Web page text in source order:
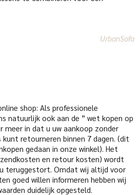
UrbanSofa
shop: Als professionele
natuurlijk ook aan de ” wet kopen op
meer in dat u uw aankoop zonder
kunt retourneren binnen 7 dagen. (dit
gedaan in onze winkel). Het
en retour kosten) wordt
u teruggestort. Omdat wij altijd voor
goed willen informeren hebben wij
duidelijk opgesteld.